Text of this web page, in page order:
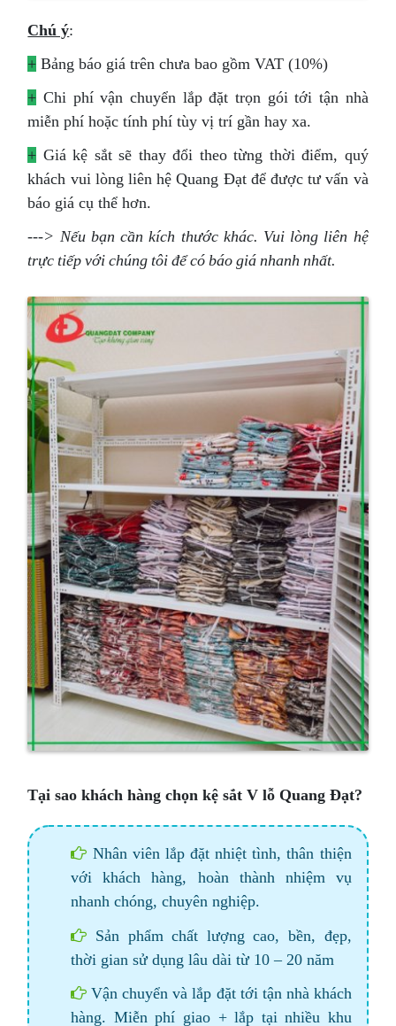
Chú ý:
+ Bảng báo giá trên chưa bao gồm VAT (10%)
+ Chi phí vận chuyển lắp đặt trọn gói tới tận nhà
miễn phí hoặc tính phí tùy vị trí gần hay xa.
+ Giá kệ sắt sẽ thay đổi theo từng thời điểm, quý
khách vui lòng liên hệ Quang Đạt để được tư vấn và
báo giá cụ thể hơn.
---> Nếu bạn cần kích thước khác. Vui lòng liên hệ
trực tiếp với chúng tôi để có báo giá nhanh nhất.
Tại sao khách hàng chọn kệ sắt V lỗ Quang Đạt?
Nhân viên lắp đặt nhiệt tình, thân thiện
với khách hàng, hoàn thành nhiệm vụ
nhanh chóng, chuyên nghiệp.
Sản phẩm chất lượng cao, bền, đẹp,
thời gian sử dụng lâu dài từ 10 – 20 năm
Vận chuyển và lắp đặt tới tận nhà khách
hàng. Miễn phí giao + lắp tại nhiều khu